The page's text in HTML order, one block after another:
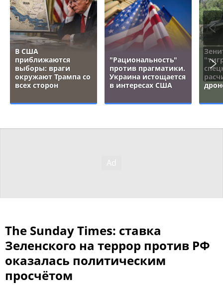
В США
приближаются
выборы: враги
окружают Трампа со
всех сторон
"Рациональность"
против прагматики.
Украина истощается
в интересах США
The Sunday Times: ставка
Зеленского на террор против РФ
оказалась политическим
просчётом